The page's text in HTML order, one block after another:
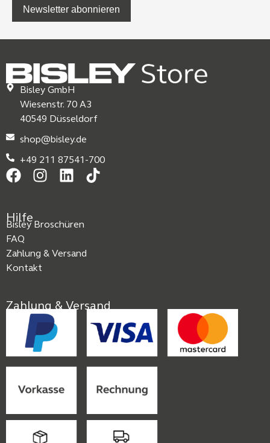
Newsletter abonnieren
Bisley GmbH
Wiesenstr. 70 A3
40549 Düsseldorf
shop@bisley.de
+49 211 87541-700
Hilfe
Bisley Broschüren
FAQ
Zahlung & Versand
Kontakt
Zahlung & Versand